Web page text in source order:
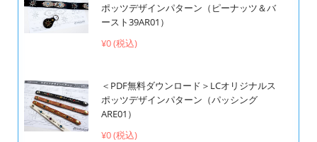
ポッツデザインパターン（ピーナッツ＆バ
ースト39AR01）
¥0 (税込)
＜PDF無料ダウンロード＞LCオリジナルス
ポッツデザインパターン（パッシング
ARE01）
¥0 (税込)